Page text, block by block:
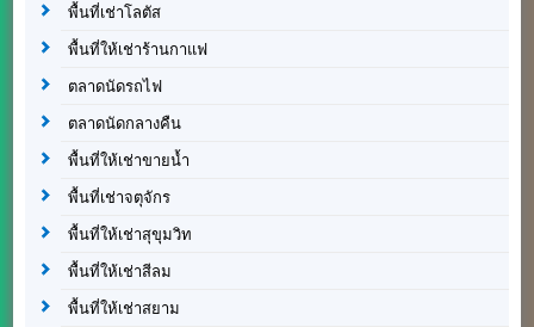
พื้นที่เช่าโลตัส
พื้นที่ให้เช่าร้านกาแฟ
ตลาดนัดรถไฟ
ตลาดนัดกลางคืน
พื้นที่ให้เช่าขายน้ำ
พื้นที่เช่าจตุจักร
พื้นที่ให้เช่าสุขุมวิท
พื้นที่ให้เช่าสีลม
พื้นที่ให้เช่าสยาม